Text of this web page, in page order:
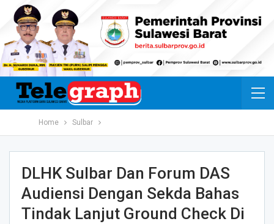
Home Sulbar
DLHK Sulbar Dan Forum DAS
Audiensi Dengan Sekda Bahas
Tindak Lanjut Ground Check Di